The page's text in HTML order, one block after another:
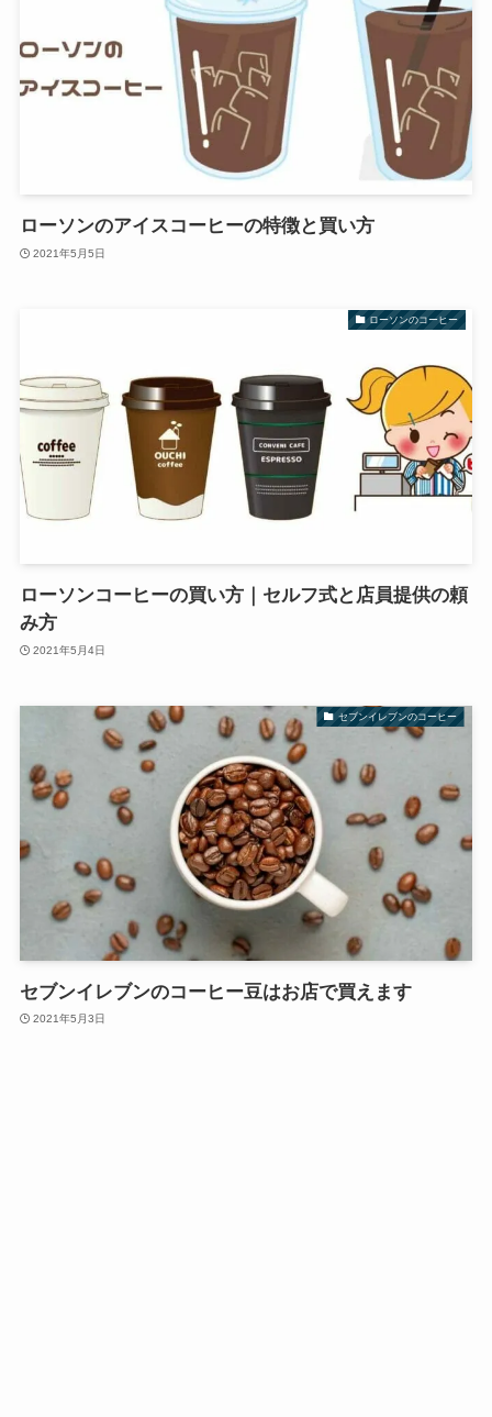
ローソンのアイスコーヒーの特徴と買い方
2021年5月5日
ローソンのコーヒー
ローソンコーヒーの買い方｜セルフ式と店員提供の頼
み方
2021年5月4日
セブンイレブンのコーヒー
セブンイレブンのコーヒー豆はお店で買えます
2021年5月3日